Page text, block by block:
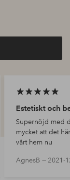
Estetiskt och
Supernöjd med
mycket att det
vårt hem nu
AgnesB — 2021-